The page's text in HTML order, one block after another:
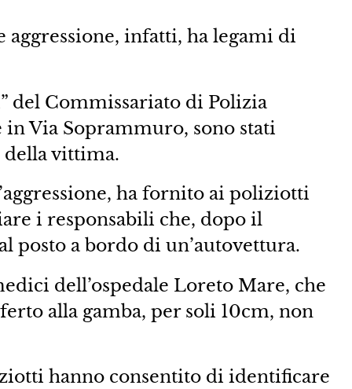
infatti, ha legami di
del Commissariato di Polizia
Via Soprammuro, sono stati
della vittima.
ha fornito ai poliziotti
i responsabili che, dopo il
posto a bordo di un’autovettura.
dell’ospedale Loreto Mare, che
alla gamba, per soli 10cm, non
hanno consentito di identificare